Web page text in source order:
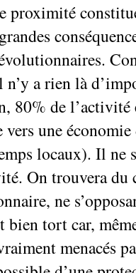
proximité
n’y a rien là
80% de l’activité
une
locaux). Il ne
On trouvera du
ne
tort car,
menacés